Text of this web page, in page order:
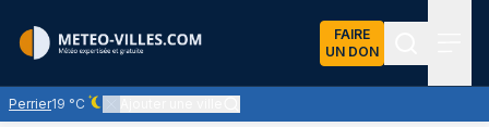
FAIRE
UN DON
Perrier19 °C
Ciel dégagé - quasiment pas de nuages